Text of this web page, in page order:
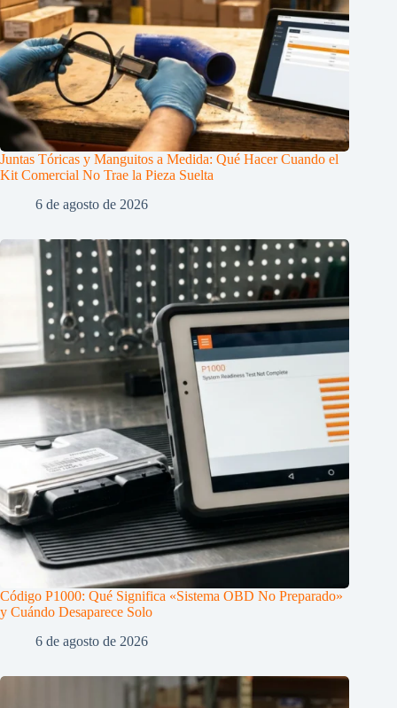
Juntas Tóricas y Manguitos a Medida: Qué Hacer Cuando el
Kit Comercial No Trae la Pieza Suelta
6 de agosto de 2026
Código P1000: Qué Significa «Sistema OBD No Preparado»
y Cuándo Desaparece Solo
6 de agosto de 2026